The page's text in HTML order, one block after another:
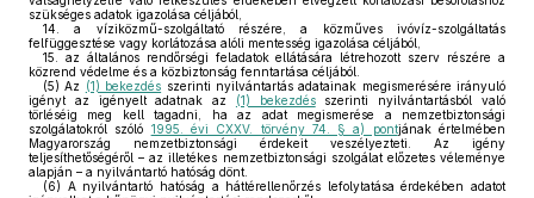
szükséges adatok igazolása céljából,
14.
a víziközmű-szolgáltató részére, a közműves ivóvíz-szolgáltatás
felfüggesztése vagy korlátozása alóli mentesség igazolása céljából,
15.
az általános rendőrségi feladatok ellátására létrehozott szerv részére a
közrend védelme és a közbiztonság fenntartása céljából.
(5) Az (1) bekezdés szerinti nyilvántartás adatainak megismerésére irányuló
igényt az igényelt adatnak az (1) bekezdésszerinti nyilvántartásból való
törléséig meg kell tagadni, ha az adat megismerése a nemzetbiztonsági
szolgálatokról szóló 1995. évi CXXV. törvény 74. § a) pontjának értelmében
Magyarország nemzetbiztonsági érdekeit veszélyezteti. Az igény
teljesíthetőségéről – az illetékes nemzetbiztonsági szolgálat előzetes véleménye
alapján – a nyilvántartó hatóság dönt.
(6) A nyilvántartó hatóság a háttérellenőrzés lefolytatása érdekében adatot